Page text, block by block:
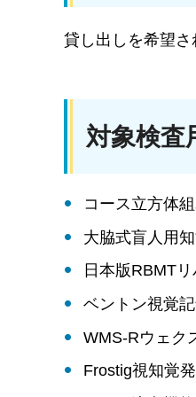
貸し出しを希望さ
対象検査
コース立方体
大脇式盲人用
日本版RBMT
ベントン視覚
WMS-Rウェク
Frostig視知覚